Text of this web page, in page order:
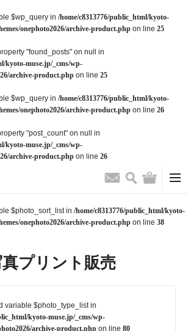
$wp_query in /home/c8313776/public_html/kyoto-
onephoto2026/archive-product.php on line 25
"found_posts" on null in
kyoto-muse.jp/_cms/wp-
archive-product.php on line 25
$wp_query in /home/c8313776/public_html/kyoto-
onephoto2026/archive-product.php on line 26
"post_count" on null in
kyoto-muse.jp/_cms/wp-
archive-product.php on line 26
お問い合わせ
検索 バッグ
$photo_sort_list in /home/c8313776/public_html/kyoto-
onephoto2026/archive-product.php on line 38
プリント販売
variable $photo_type_list in
kyoto-muse.jp/_cms/wp-
archive-product.php on line 80